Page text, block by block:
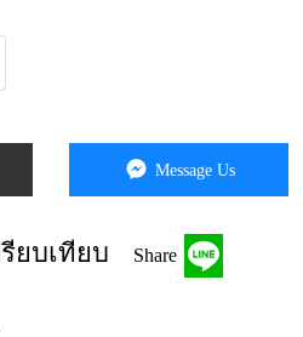
Message Us
ยบเทียบ Share